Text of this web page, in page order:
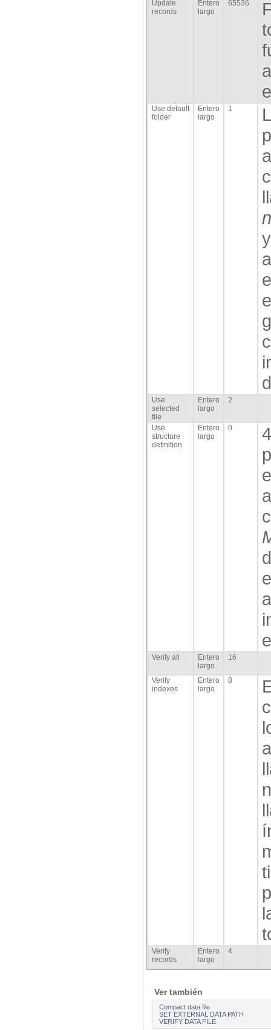
Update
records
Entero
largo
65536
Use default
folder
Entero
largo
1
Use
selected
file
Entero
largo
2
Use
structure
definition
Entero
largo
0
Verify all
Entero
largo
16
Verify
indexes
Entero
largo
8
Verify
records
Entero
largo
4
Ver también
Compact data file
SET EXTERNAL DATA PATH
VERIFY DATA FILE